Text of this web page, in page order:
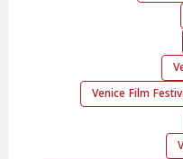
Venice Film